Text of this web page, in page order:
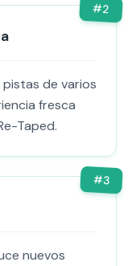
#2
de varios
fresca
Taped.
#3
nuevos